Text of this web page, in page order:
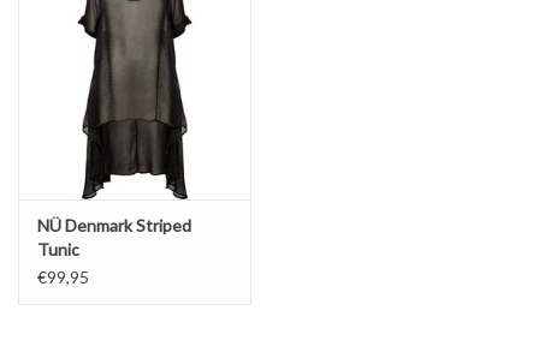
Accessoires
NÜ Denmark Striped
Tunic
€99,95